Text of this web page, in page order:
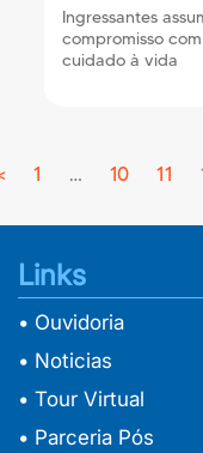
Ingressantes
compromisso
cuidado à vida
Previous
1 … 10 11
Links
• Ouvidoria
• Noticias
• Tour Virtual
• Parceria Pós